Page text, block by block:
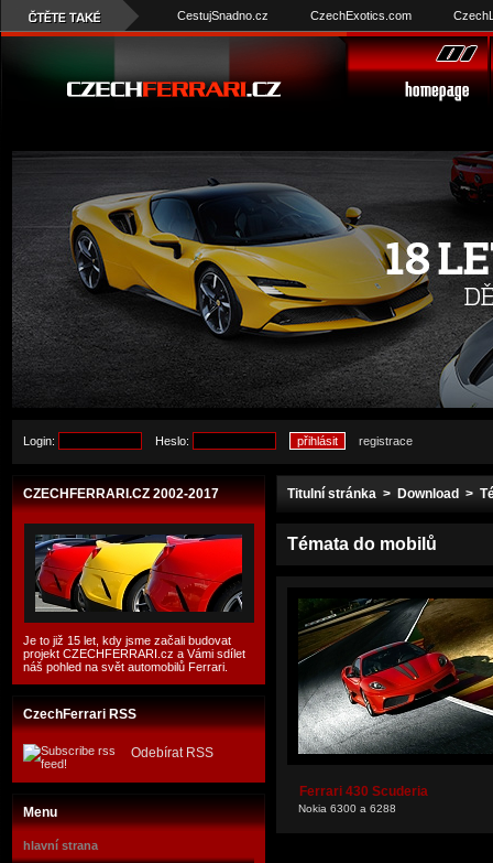
CestujSnadno.cz CzechExotics.com
Login: Heslo: registrace
CZECHFERRARI.CZ 2002-2017
Je to již 15 let, kdy jsme začali budovat
projekt CZECHFERRARI.cz a Vámi sdílet
náš pohled na svět automobilů Ferrari.
CzechFerrari RSS
Odebírat RSS
Menu
hlavní strana
Titulní stránka > Download >
Témata do mobilů
Ferrari 430 Scuderia
Nokia 6300 a 6288